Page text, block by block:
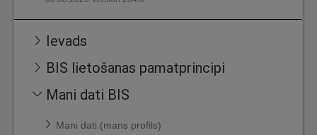
Ievads
BIS lietošanas pamatprincipi
Mani dati BIS
Mani dati (mans profils)